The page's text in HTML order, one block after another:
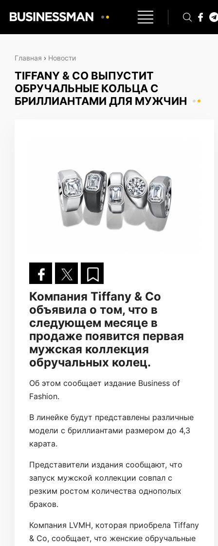
Главная › Новости
TIFFANY & CO ВЫПУСТИТ
ОБРУЧАЛЬНЫЕ КОЛЬЦА С
БРИЛЛИАНТАМИ ДЛЯ МУЖЧИН
Компания Tiffany & Co
объявила о том, что в
следующем месяце в
продаже появится первая
мужская коллекция
обручальных колец.
Об этом сообщает издание Business of
Fashion.
В линейке будут представлены различные
модели с бриллиантами размером до 4,3
карата.
Представители издания сообщают, что
запуск мужской коллекции совпал с
резким ростом количества однополых
браков.
Компания LVMH, которая приобрела Tiffany
& Co, сообщает, что женские обручальные